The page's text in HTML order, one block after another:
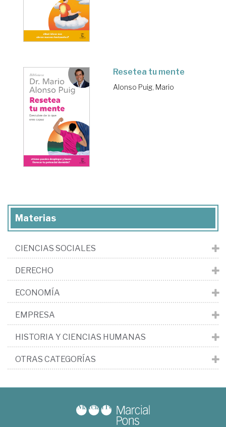
Resetea tu mente
Alonso Puig, Mario
Materias
CIENCIAS SOCIALES
DERECHO
ECONOMÍA
EMPRESA
HISTORIA Y CIENCIAS HUMANAS
OTRAS CATEGORÍAS